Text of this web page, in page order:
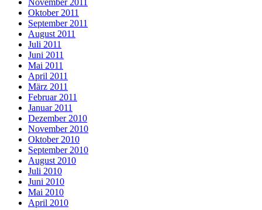
Oktober 2011
September 2011
August 2011
Juli 2011
Juni 2011
Mai 2011
April 2011
März 2011
Februar 2011
Januar 2011
Dezember 2010
November 2010
Oktober 2010
September 2010
August 2010
Juli 2010
Juni 2010
Mai 2010
April 2010